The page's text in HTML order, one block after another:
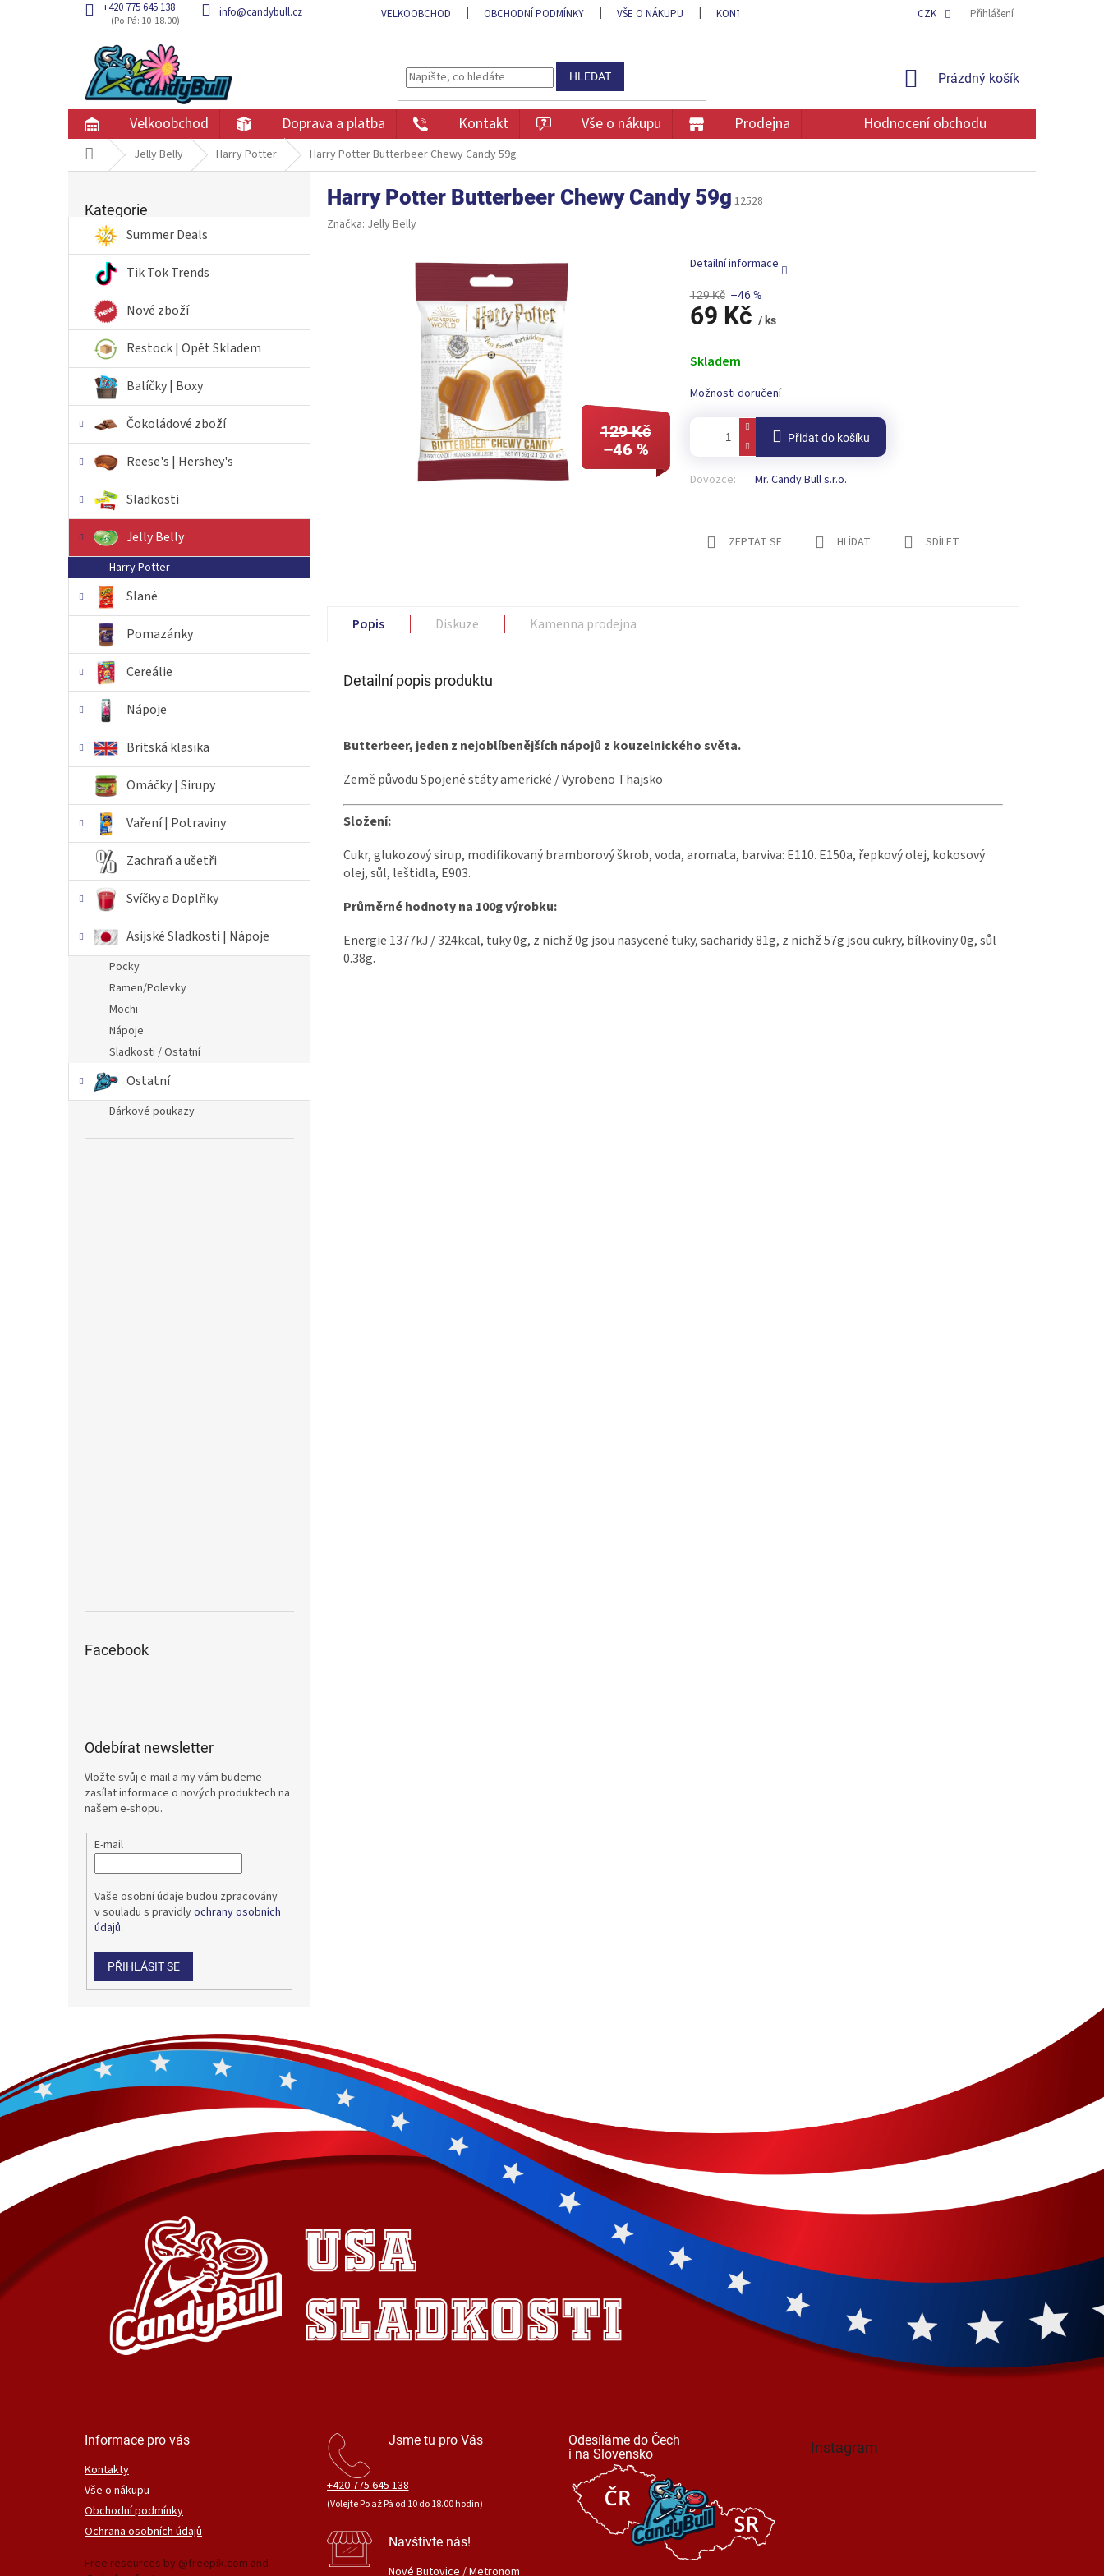
+420 775 645 138 info@candybull.cz VELKOOBCHOD OBCHODNÍ PODMÍNKY VŠE O NÁKUPU KONTAKT OCHRANA OSOBNÍCH ÚDAJŮCZK Přihlášení
HLEDAT
NÁKUPNÍ
Prázdný košík
Velkoobchod Doprava a platba Kontakt Vše o nákupu Prodejna Hodnocení obchodu
Domů Jelly Belly Harry Potter Harry Potter Butterbeer Chewy Candy 59g
r
n
í
kategorie
Kategorie
Summer Deals
Tik Tok Trends
Nové zboží
Restock | Opět Skladem
Balíčky | Boxy
Čokoládové zboží
Reese's | Hershey's
Sladkosti
Jelly Belly
Harry Potter
Slané
Pomazánky
Cereálie
Nápoje
Britská klasika
Omáčky | Sirupy
Vaření | Potraviny
Zachraň a ušetři
Svíčky a Doplňky
Asijské Sladkosti | Nápoje
Pocky
Ramen/Polevky
Mochi
Nápoje
Sladkosti / Ostatní
Ostatní
Dárkové poukazy
Facebook
Odebírat newsletter
Vložte svůj e-mail a my vám budeme
zasílat informace o nových produktech na
našem e-shopu.
E-mail
Vaše osobní údaje budou zpracovány
v souladu s pravidlyochrany osobních
údajů.
PŘIHLÁSIT SE
Harry Potter Butterbeer Chewy Candy 59g 12528
Značka: Jelly Belly
129 Kč
–46 %
129 Kč –46 %
69 Kč / ks
cena:
Skladem
Možnosti doručení
Přidat do košíku
Dovozce: Mr. Candy Bull s.r.o.
Detailní informace
ZEPTAT SE HLÍDAT SDÍLET
Popis Diskuze Kamenna prodejna
Detailní popis produktu
Butterbeer, jeden z nejoblíbenějších nápojů z kouzelnického světa.
Země původu Spojené státy americké / Vyrobeno Thajsko
Složení:
Cukr, glukozový sirup, modifikovaný bramborový škrob, voda, aromata, barviva: E110. E150a, řepkový olej, kokosový
olej, sůl, leštidla, E903.
Průměrné hodnoty na 100g výrobku:
Energie 1377kJ / 324kcal, tuky 0g, z nichž 0g jsou nasycené tuky, sacharidy 81g, z nichž 57g jsou cukry, bílkoviny 0g, sůl
0.38g.
t
í
Informace pro vás
Kontakty
Vše o nákupu
Obchodní podmínky
Ochrana osobních údajů
Free resources by @freepik.com and
Jsme tu pro Vás
+420 775 645 138
(Volejte Po až Pá od 10 do 18.00 hodin)
Navštivte nás!
Nové Butovice / Metronom
Odesíláme do Čech
i na Slovensko
Instagram